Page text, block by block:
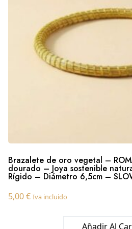
Brazalete de oro vegetal –
dourado – Joya sostenible
Rígido – Diámetro 6,5cm –
5,00€ Iva incluido
Añadir Al